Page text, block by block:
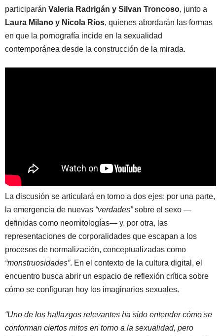
participarán Valeria Radrigán y Silvan Troncoso, junto a
Laura Milano y Nicola Ríos, quienes abordarán las formas
en que la pornografía incide en la sexualidad
contemporánea desde la construcción de la mirada.
La discusión se articulará en torno a dos ejes: por una parte,
la emergencia de nuevas “verdades”sobre el sexo —
definidas como neomitologías— y, por otra, las
representaciones de corporalidades que escapan a los
procesos de normalización, conceptualizadas como
“monstruosidades”. En el contexto de la cultura digital, el
encuentro busca abrir un espacio de reflexión crítica sobre
cómo se configuran hoy los imaginarios sexuales.
“Uno de los hallazgos relevantes ha sido entender cómo se
conforman ciertos mitos en torno a la sexualidad, pero